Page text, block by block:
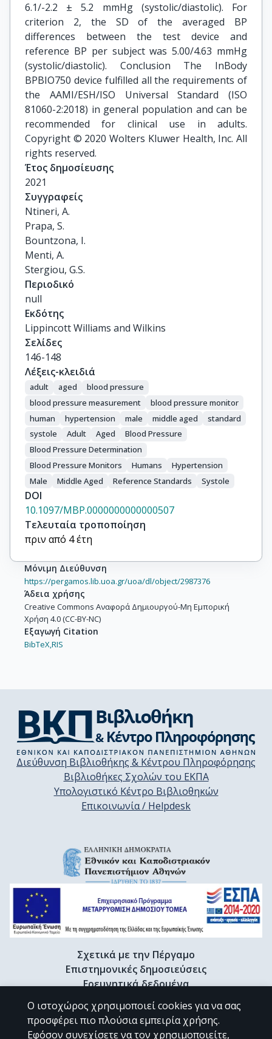
6.1/-2.2 ± 5.2 mmHg (systolic/diastolic). For
criterion 2, the SD of the averaged BP
differences between the test device and
reference BP per subject was 5.00/4.63 mmHg
(systolic/diastolic). Conclusion The InBody
BPBIO750 device fulfilled all the requirements of
the AAMI/ESH/ISO Universal Standard (ISO
81060-2:2018) in general population and can be
recommended for clinical use in adults.
Copyright © 2020 Wolters Kluwer Health, Inc. All
rights reserved.
Έτος δημοσίευσης
2021
Συγγραφείς
Ntineri, A.
Prapa, S.
Bountzona, I.
Menti, A.
Stergiou, G.S.
Περιοδικό
null
Εκδότης
Lippincott Williams and Wilkins
Σελίδες
146-148
Λέξεις-κλειδιά
adult aged
blood pressure
blood pressure measurement
blood pressure monitor
human
hypertension male middle aged
standard
systole
Adult Aged
Blood Pressure
Blood Pressure Determination
Blood Pressure Monitors
Humans
Hypertension
Male
Middle Aged Reference Standards Systole
DOI
10.1097/MBP.0000000000000507
Τελευταία τροποποίηση
πριν από 4 έτη
Μόνιμη Διεύθυνση
https://pergamos.lib.uoa.gr/uoa/dl/object/2987376
Άδεια χρήσης
Creative Commons Αναφορά Δημιουργού-Μη Εμπορική
Χρήση 4.0 (CC-BY-NC)
Εξαγωγή Citation
BibTeX,RIS
Διεύθυνση Βιβλιοθήκης & Κέντρου Πληροφόρησης
Βιβλιοθήκες Σχολών του ΕΚΠΑ
Υπολογιστικό Κέντρο Βιβλιοθηκών
Επικοινωνία / Helpdesk
Σχετικά με την Πέργαμο
Επιστημονικές δημοσιεύσεις
Ερευνητικά δεδομένα
Διδακτορικές διατριβές & Γκρίζα βιβλιογραφία
Προφίλ Ερευνητή
Ο ιστοχώρος χρησιμοποιεί cookies για να σας
προσφέρει πιο πλούσια εμπειρία χρήσης.
Εφόσον συνεχίσετε να τον χρησιμοποιείτε,